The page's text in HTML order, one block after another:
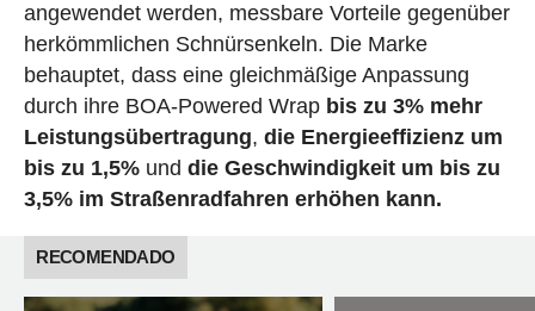
angewendet werden, messbare Vorteile gegenüber
herkömmlichen Schnürsenkeln. Die Marke
behauptet, dass eine gleichmäßige Anpassung
durch ihre BOA-Powered Wrap bis zu 3% mehr
Leistungsübertragung, die Energieeffizienz um
bis zu 1,5%und die Geschwindigkeit um bis zu
3,5% im Straßenradfahren erhöhen kann.
RECOMENDADO